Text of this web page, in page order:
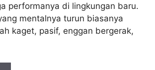
performanya di lingkungan baru.
mentalnya turun biasanya
kaget, pasif, enggan bergerak,